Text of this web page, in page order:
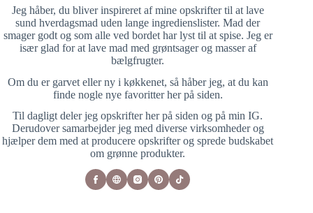
Jeg håber, du bliver inspireret af mine opskrifter til at lave
sund hverdagsmad uden lange ingredienslister. Mad der
smager godt og som alle ved bordet har lyst til at spise. Jeg er
især glad for at lave mad med grøntsager og masser af
bælgfrugter.
Om du er garvet eller ny i køkkenet, så håber jeg, at du kan
finde nogle nye favoritter her på siden.
Til dagligt deler jeg opskrifter her på siden og på min IG.
Derudover samarbejder jeg med diverse virksomheder og
hjælper dem med at producere opskrifter og sprede budskabet
om grønne produkter.